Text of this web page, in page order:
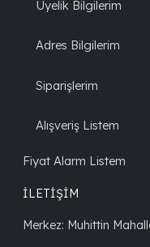
Üyelik Bilgilerim
Adres Bilgilerim
Siparişlerim
Alışveriş Listem
Fiyat Alarm Listem
İLETİŞİM
Merkez: Muhittin